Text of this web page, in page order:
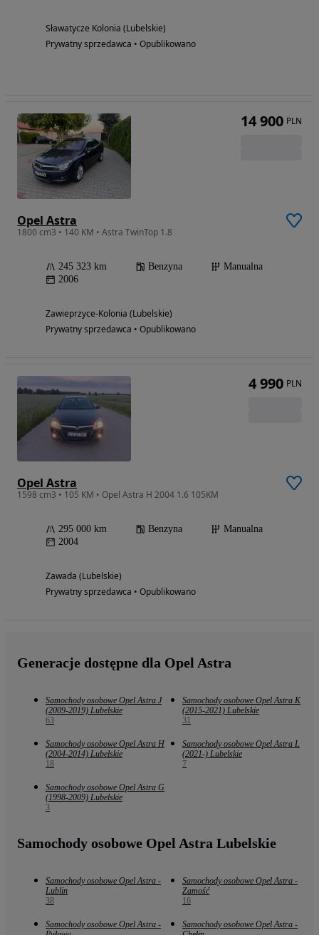
Sławatycze Kolonia (Lubelskie)
Prywatny sprzedawca • Opublikowano
Opel Astra
1800 cm3 • 140 KM • Astra TwinTop 1.8
245 323 km Benzyna
Manualna
2006
Zawieprzyce-Kolonia (Lubelskie)
Prywatny sprzedawca • Opublikowano
14 900 PLN
Opel Astra
1598 cm3 • 105 KM • Opel Astra H 2004 1.6 105KM
295 000 km Benzyna
Manualna
2004
Zawada (Lubelskie)
Prywatny sprzedawca • Opublikowano
4 990 PLN
Generacje dostępne dla Opel Astra
Samochody osobowe Opel Astra J
(2009-2019) Lubelskie
63
Samochody osobowe Opel Astra K
(2015-2021) Lubelskie
31
Samochody osobowe Opel Astra H
(2004-2014) Lubelskie
18
Samochody osobowe Opel Astra L
(2021-) Lubelskie
7
Samochody osobowe Opel Astra G
(1998-2009) Lubelskie
3
Samochody osobowe Opel Astra Lubelskie
Samochody osobowe Opel Astra -
Lublin
38
Samochody osobowe Opel Astra -
Zamość
16
Samochody osobowe Opel Astra -
Samochody osobowe Opel Astra -